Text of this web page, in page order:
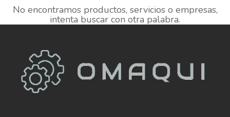
No encontramos productos, servicios o empresas,
intenta buscar con otra palabra.